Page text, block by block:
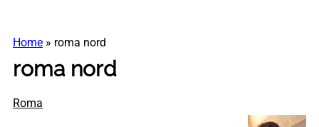
Home » roma nord
roma nord
Roma